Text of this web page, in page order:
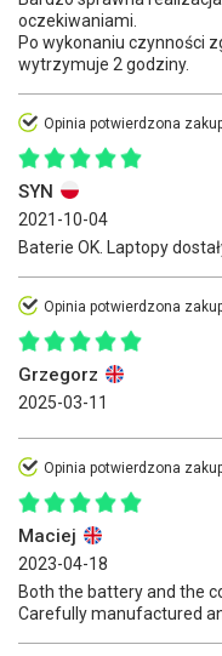
oczekiwaniami.
Po wykonaniu czynności
wytrzymuje 2 godziny.
Opinia potwierdzona
SYN
2021-10-04
Baterie OK. Laptopy
Opinia potwierdzona
Grzegorz
2025-03-11
Opinia potwierdzona
Maciej
2023-04-18
Both the battery and the
Carefully manufactured